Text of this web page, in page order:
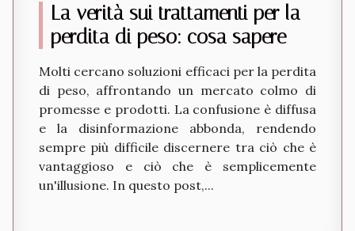
La verità sui trattamenti per la
perdita di peso: cosa sapere
Molti cercano soluzioni efficaci per la perdita
di peso, affrontando un mercato colmo di
promesse e prodotti. La confusione è diffusa
e la disinformazione abbonda, rendendo
sempre più difficile discernere tra ciò che è
vantaggioso e ciò che è semplicemente
un'illusione. In questo post,...